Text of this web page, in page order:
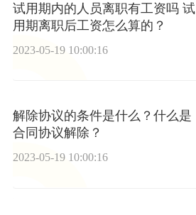
试用期内的人员离职有工资吗 试
用期离职后工资怎么算的？
2023-05-19 10:00:16
解除协议的条件是什么？什么是
合同协议解除？
2023-05-19 10:00:16